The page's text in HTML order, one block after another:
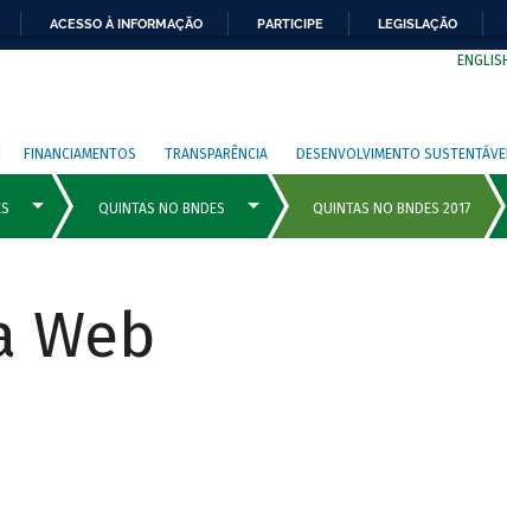
ACESSO À INFORMAÇÃO PARTICIPE LEGISLAÇÃO
FINANCIAMENTOS TRANSPARÊNCIA DESENVOLVIMENTO SUSTENTÁVEL
Web